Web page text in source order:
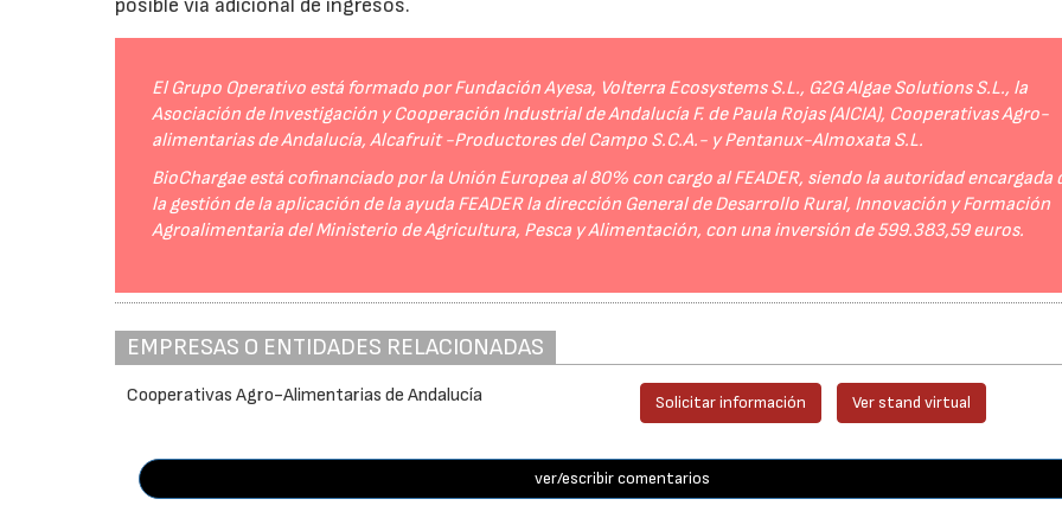
posible vía adicional de ingresos.
El Grupo Operativo está formado por Fundación Ayesa, Volterra Ecosystems S.L., G2G Algae Solutions S.L., la
Asociación de Investigación y Cooperación Industrial de Andalucía F. de Paula Rojas (AICIA), Cooperativas Agro-
alimentarias de Andalucía, Alcafruit -Productores del Campo S.C.A.- y Pentanux-Almoxata S.L.
BioChargae está cofinanciado por la Unión Europea al 80% con cargo al FEADER, siendo la autoridad encargada
la gestión de la aplicación de la ayuda FEADER la dirección General de Desarrollo Rural, Innovación y Formación
Agroalimentaria del Ministerio de Agricultura, Pesca y Alimentación, con una inversión de 599.383,59 euros.
EMPRESAS O ENTIDADES RELACIONADAS
Cooperativas Agro-Alimentarias de Andalucía Solicitar información Ver stand virtual
ver/escribir comentarios